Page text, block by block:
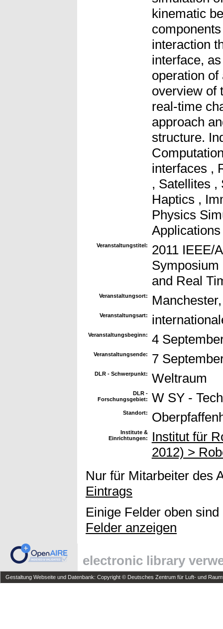
kinematic
interaction
interface,
operation
overview of
real-time
approach
structure.
interfaces ,
, Satellites ,
Haptics ,
Physics
Veranstaltungstitel:
2011 IEEE/
and Real
Veranstaltungsort:
Veranstaltungsart:
Veranstaltungsbeginn: 4
Veranstaltungsende: 7
DLR - Schwerpunkt: Weltraum
DLR -
Forschungsgebiet:
W SY -
Standort:
Institute &
Einrichtungen:
Institut für
2012) >
Nur für Mitarbeiter des
Eintrags
Einige Felder oben
Felder anzeigen
electronic library
Gestaltung Webseite und Datenbank: Copyright © Deutsches Zentrum für Luft- und